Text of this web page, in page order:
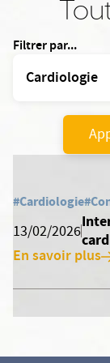
Filtrer par...
#Cardiologie
13/02/2026
En savoir plus